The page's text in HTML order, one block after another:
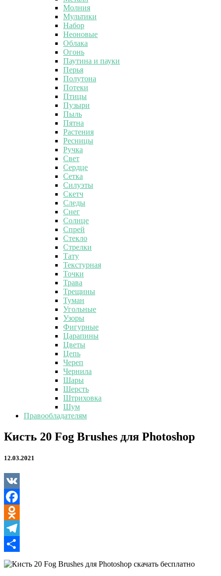
Молния
Мультики
Набор
Неоновые
Облака
Огонь
Паутина и пауки
Перья
Полутона
Потеки
Птицы
Пузыри
Пыль
Пятна
Растения
Ресницы
Ручка
Свет
Сердце
Сетка
Силуэты
Скетч
Следы
Снег
Солнце
Спрей
Стекло
Стрелки
Тату
Текстурная
Точки
Трава
Трещины
Туман
Угольные
Узоры
Фигурные
Царапины
Цветы
Цепь
Череп
Чернила
Шары
Шерсть
Штриховка
Шум
Правообладателям
Кисть
20
Brushes
Photoshop
Кисть 20 Fog Brushes для Photoshop
12.03.2021
VK
Facebook
Odnoklassniki
Telegram
Отправить